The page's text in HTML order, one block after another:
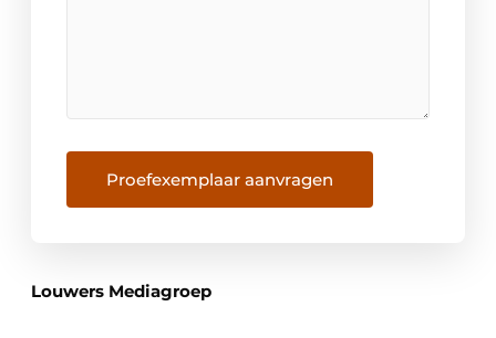
Proefexemplaar aanvragen
Louwers Mediagroep